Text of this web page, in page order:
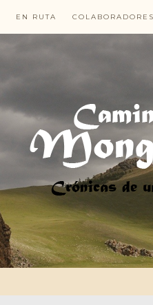
EN RUTA COLABORADORES